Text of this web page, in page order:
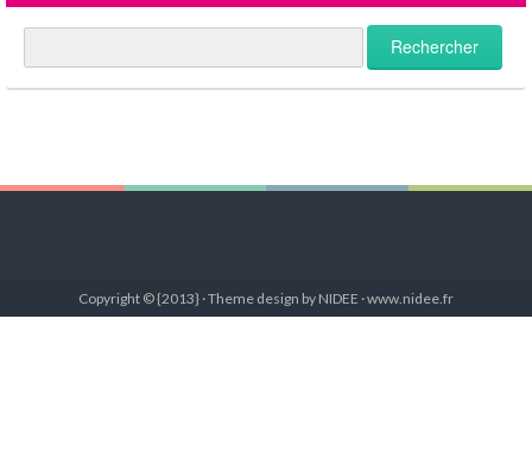
Copyright © {2013} · Theme design by NIDEE · www.nidee.fr